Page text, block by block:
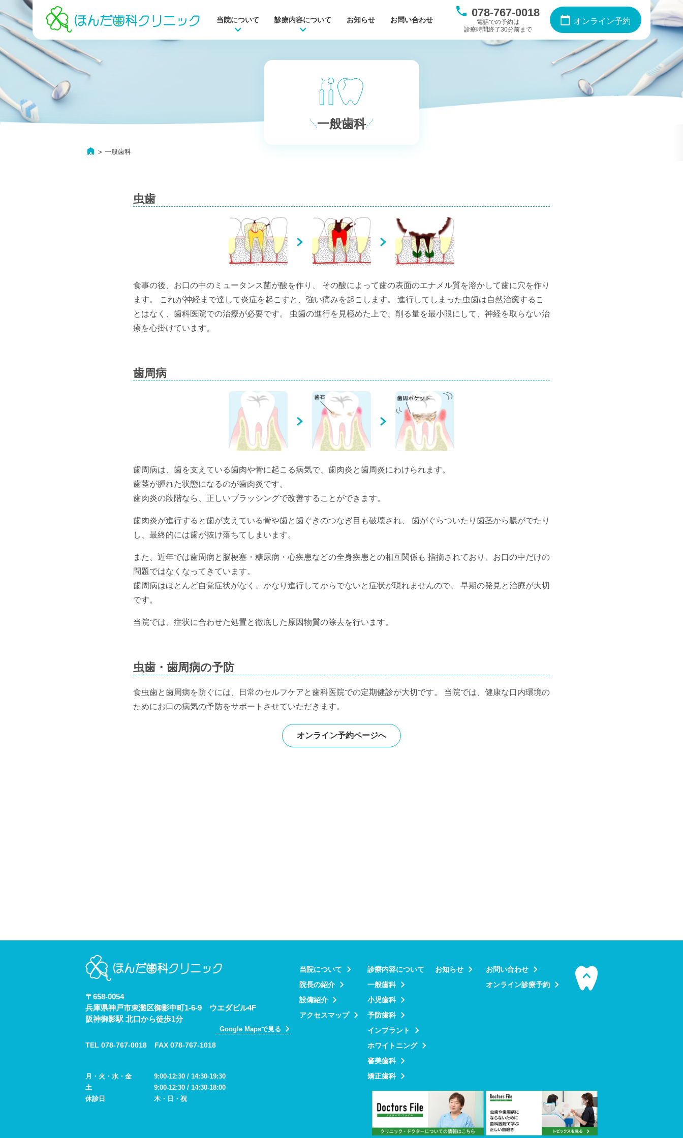
当院について 診療内容について お知らせ お問い合わせ
078-767-0018
電話での予約は
診療時間終了30分前まで
オンライン予約
一般歯科
一般歯科
虫歯
食事の後、お口の中のミュータンス菌が酸を作り、 その酸によって歯の表面のエナメル質を溶かして歯に穴を作り
ます。 これが神経まで達して炎症を起こすと、強い痛みを起こします。 進行してしまった虫歯は自然治癒するこ
とはなく、歯科医院での治療が必要です。 虫歯の進行を見極めた上で、削る量を最小限にして、神経を取らない治
療を心掛けています。
歯周病
歯周病は、歯を支えている歯肉や骨に起こる病気で、歯肉炎と歯周炎にわけられます。
歯茎が腫れた状態になるのが歯肉炎です。
歯肉炎の段階なら、正しいブラッシングで改善することができます。
歯肉炎が進行すると歯が支えている骨や歯と歯ぐきのつなぎ目も破壊され、 歯がぐらついたり歯茎から膿がでたり
し、最終的には歯が抜け落ちてしまいます。
また、近年では歯周病と脳梗塞・糖尿病・心疾患などの全身疾患との相互関係も 指摘されており、お口の中だけの
問題ではなくなってきています。
歯周病はほとんど自覚症状がなく、かなり進行してからでないと症状が現れませんので、 早期の発見と治療が大切
です。
当院では、症状に合わせた処置と徹底した原因物質の除去を行います。
虫歯・歯周病の予防
食虫歯と歯周病を防ぐには、日常のセルフケアと歯科医院での定期健診が大切です。 当院では、健康な口内環境の
ためにお口の病気の予防をサポートさせていただきます。
オンライン予約ページへ
〒658-0054
兵庫県神戸市東灘区御影中町1-6-9
ウエダビル4F
阪神御影駅 北口から徒歩1分
Google Mapsで見る
TEL 078-767-0018 FAX 078-767-1018
月・火・水・金
9:00-12:30 / 14:30-19:30
土
9:00-12:30 / 14:30-18:00
休診日
木・日・祝
当院について
院長の紹介
設備紹介
アクセスマップ
診療内容について
一般歯科
小児歯科
予防歯科
インプラント
ホワイトニング
審美歯科
矯正歯科
お知らせ
お問い合わせ
オンライン診療予約